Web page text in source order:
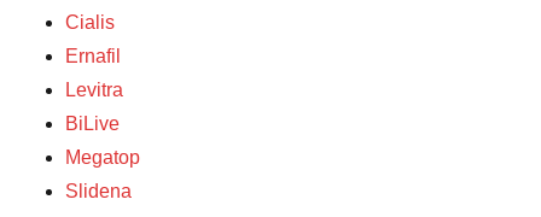
Cialis
Ernafil
Levitra
BiLive
Megatop
Slidena